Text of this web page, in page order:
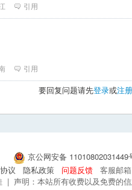
引用
引用
要回复问题请先登录或注册
京公网安备
议
隐私政策 问题反馈
客服邮
| 声明：本站所有收费以及免费的